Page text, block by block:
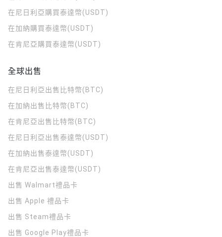
在尼日利亞購買泰達幣(USDT)
在加納購買泰達幣(USDT)
在肯尼亞購買泰達幣(USDT)
全球出售
在尼日利亞出售比特幣(BTC)
在加納出售比特幣(BTC)
在肯尼亞出售比特幣(BTC)
在尼日利亞出售泰達幣(USDT)
在加納出售泰達幣(USDT)
在肯尼亞出售泰達幣(USDT)
出售 Walmart禮品卡
出售 Apple 禮品卡
出售 Steam禮品卡
出售 Google Play禮品卡